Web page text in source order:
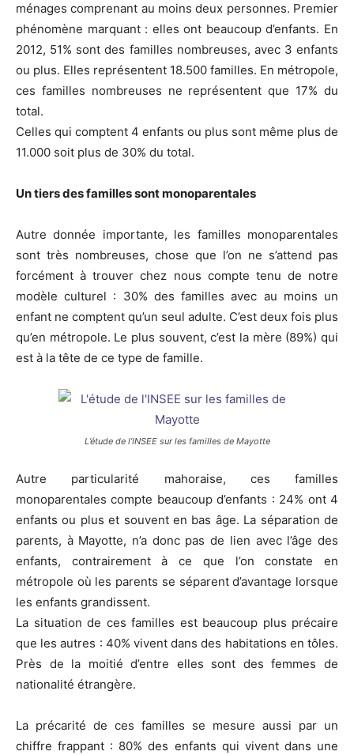
ménages comprenant au moins deux personnes. Premier
phénomène marquant : elles ont beaucoup d’enfants. En
2012, 51% sont des familles nombreuses, avec 3 enfants
ou plus. Elles représentent 18.500 familles. En métropole,
ces familles nombreuses ne représentent que 17% du
total.
Celles qui comptent 4 enfants ou plus sont même plus de
11.000 soit plus de 30% du total.
Un tiers des familles sont monoparentales
Autre donnée importante, les familles monoparentales
sont très nombreuses, chose que l’on ne s’attend pas
forcément à trouver chez nous compte tenu de notre
modèle culturel : 30% des familles avec au moins un
enfant ne comptent qu’un seul adulte. C’est deux fois plus
qu’en métropole. Le plus souvent, c’est la mère (89%) qui
est à la tête de ce type de famille.
L’étude de l’INSEE sur les familles de Mayotte
Autre particularité mahoraise, ces familles
monoparentales compte beaucoup d’enfants : 24% ont 4
enfants ou plus et souvent en bas âge. La séparation de
parents, à Mayotte, n’a donc pas de lien avec l’âge des
enfants, contrairement à ce que l’on constate en
métropole où les parents se séparent d’avantage lorsque
les enfants grandissent.
La situation de ces familles est beaucoup plus précaire
que les autres : 40% vivent dans des habitations en tôles.
Près de la moitié d’entre elles sont des femmes de
nationalité étrangère.
La précarité de ces familles se mesure aussi par un
chiffre frappant : 80% des enfants qui vivent dans une